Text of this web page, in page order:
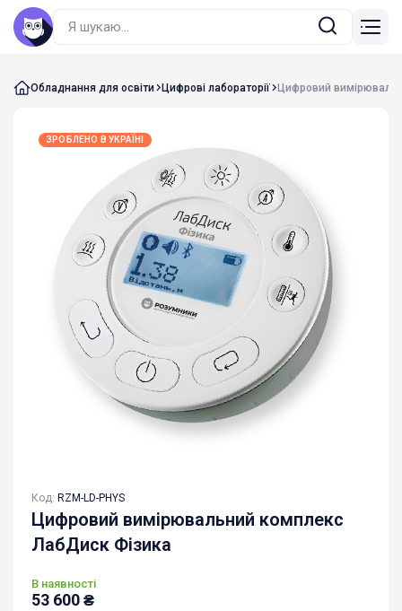
Обладнання для освіти Цифрові лабораторії Цифровий
ЗРОБЛЕНО В УКРАЇНІ
Код: RZM-LD-PHYS
Цифровий вимірювальний комплекс
ЛабДиск Фізика
В наявності
53 600₴